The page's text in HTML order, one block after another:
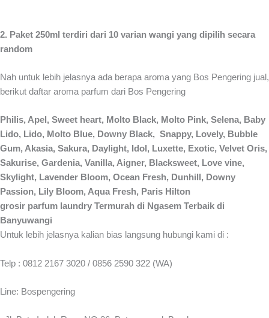
2. Paket 250ml terdiri dari 10 varian wangi yang dipilih secara
random
Nah untuk lebih jelasnya ada berapa aroma yang Bos Pengering jual,
berikut daftar aroma parfum dari Bos Pengering
Philis, Apel, Sweet heart, Molto Black, Molto Pink, Selena, Baby
Lido, Lido, Molto Blue, Downy Black, Snappy, Lovely, Bubble
Gum, Akasia, Sakura, Daylight, Idol, Luxette, Exotic, Velvet Oris,
Sakurise, Gardenia, Vanilla, Aigner, Blacksweet, Love vine,
Skylight, Lavender Bloom, Ocean Fresh, Dunhill, Downy
Passion, Lily Bloom, Aqua Fresh, Paris Hilton
grosir parfum laundry Termurah di Ngasem Terbaik di
Banyuwangi
Untuk lebih jelasnya kalian bias langsung hubungi kami di :
Telp : 0812 2167 3020 / 0856 2590 322 (WA)
Line: Bospengering